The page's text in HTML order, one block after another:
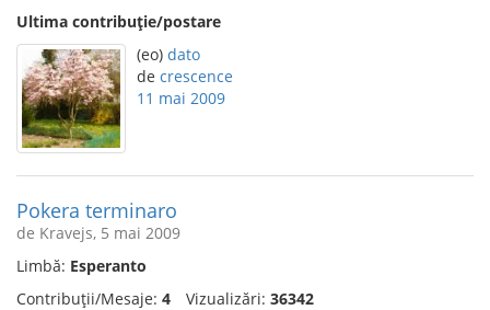
Ultima contribuție/postare
(eo) dato
de crescence
11 mai 2009
Pokera terminaro
de Kravejs, 5 mai 2009
Limbă: Esperanto
Contribuții/Mesaje: 4 Vizualizări: 36342